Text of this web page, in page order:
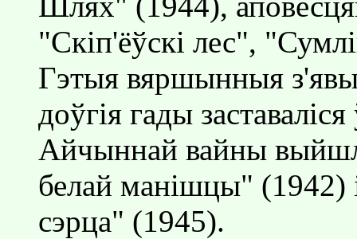
"Скiп'ёўскi лес",
Гэтыя вяршынныя
доўгiя гады
Айчыннай вайны
белай манiшцы" (1942)
сэрца" (1945).